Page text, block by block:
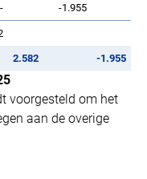
- -1.955
2.582 -1.955
voorgesteld om het
aan de overige